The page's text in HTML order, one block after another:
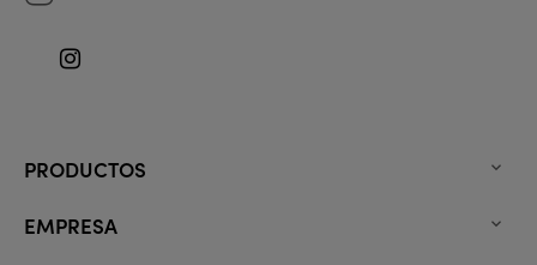
Instagram
PRODUCTOS 
EMPRESA 